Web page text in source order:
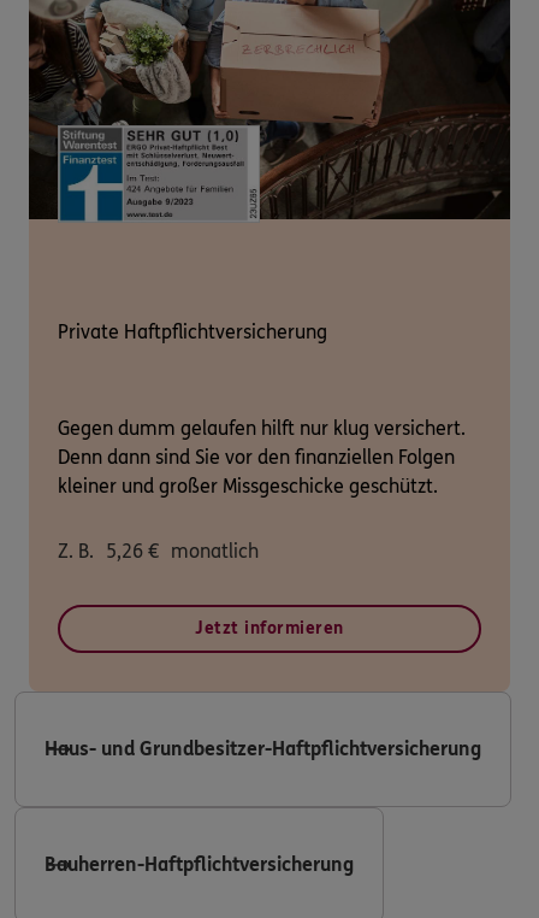
Private Haftpflichtversicherung
Gegen dumm gelaufen hilft nur klug versichert.
Denn dann sind Sie vor den finanziellen Folgen
kleiner und großer Missgeschicke geschützt.
Z. B. 5,26 € monatlich
Jetzt informieren
Haus- und Grundbesitzer-Haftpflichtversicherung
Bauherren-Haftpflichtversicherung